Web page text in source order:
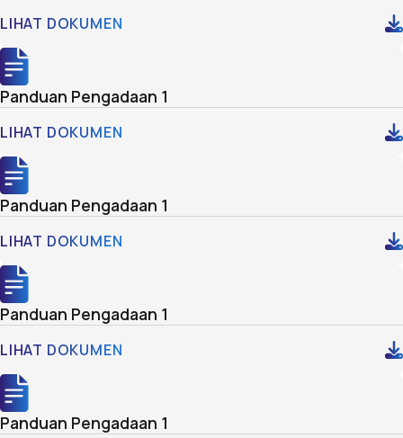
LIHAT DOKUMEN
Panduan Pengadaan 1
LIHAT DOKUMEN
Panduan Pengadaan 1
LIHAT DOKUMEN
Panduan Pengadaan 1
LIHAT DOKUMEN
Panduan Pengadaan 1